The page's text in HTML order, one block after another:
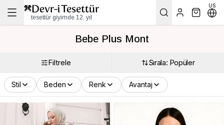
tesettür giyimde 12. yıl
US
Bebe Plus Mont
Filtrele Sırala: Popüler
Stil Beden Renk Avantaj